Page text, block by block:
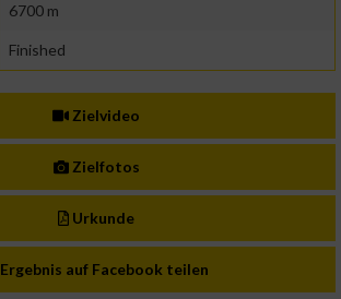
6700 m
Finished
Zielvideo
Zielfotos
Urkunde
Ergebnis auf Facebook teilen